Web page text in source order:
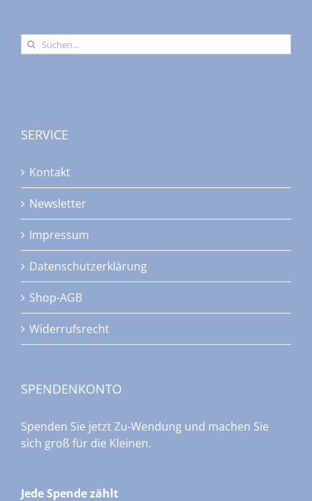
Suche
nach:
SERVICE
Kontakt
Newsletter
Impressum
Datenschutzerklärung
Shop-AGB
Widerrufsrecht
SPENDENKONTO
Spenden Sie jetzt Zu-Wendung und machen Sie
sich groß für die Kleinen.
Jede Spende zählt